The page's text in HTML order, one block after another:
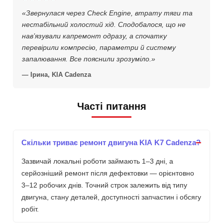
«Звернулася через Check Engine, втрату тяги та
нестабільний холостий хід. Сподобалося, що не
нав’язували капремонт одразу, а спочатку
перевірили компресію, параметри й систему
запалювання. Все пояснили зрозуміло.»
— Ірина, KIA Cadenza
Часті питання
Скільки триває ремонт двигуна KIA K7 Cadenza?
Зазвичай локальні роботи займають 1–3 дні, а
серйозніший ремонт після дефектовки — орієнтовно
3–12 робочих днів. Точний строк залежить від типу
двигуна, стану деталей, доступності запчастин і обсягу
робіт.